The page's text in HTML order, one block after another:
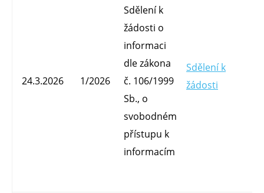
24.3.2026 1/2026
Sdělení k
žádosti o
informaci
dle zákona
č. 106/1999
Sb., o
svobodném
přístupu k
informacím
Sdělení k
žádosti